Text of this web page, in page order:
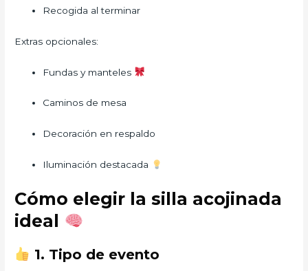
Recogida al terminar
Extras opcionales:
Fundas y manteles
Caminos de mesa
Decoración en respaldo
Iluminación destacada
Cómo elegir la silla acojinada
ideal
1. Tipo de evento